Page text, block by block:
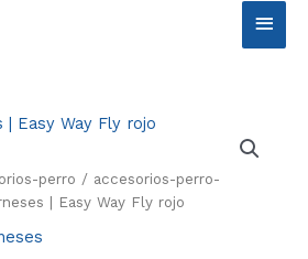
perro / accesorios-perro-
| Easy Way Fly rojo